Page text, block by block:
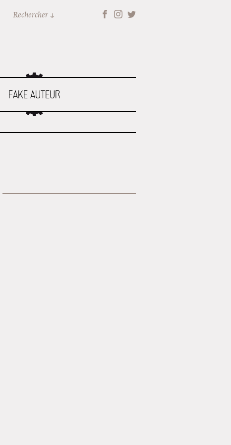
Rechercher
FAKE AUTEUR